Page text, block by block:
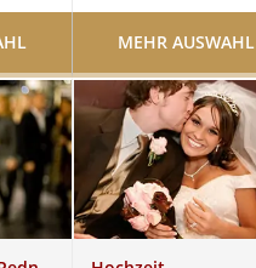
MEHR AUSWAHL